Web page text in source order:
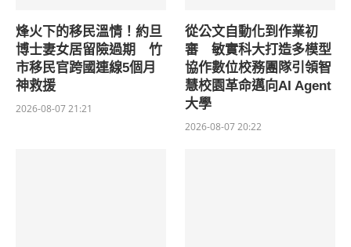
烽火下的移民溫情！約旦
博士妻女居留險過期 竹
市移民官跨國連線5個月
神救援
2026-08-07 21:21
從公文自動化到作業初
審 敏實科大打造多模型
協作數位校務團隊引領智
慧校園革命邁向AI Agent
大學
2026-08-07 20:22